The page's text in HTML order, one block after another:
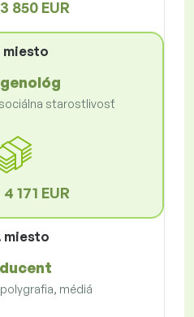
850 EUR
miesto
starostlivosť
171 EUR
miesto
médiá